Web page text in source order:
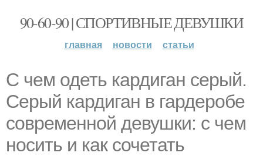
90-60-90 | СПОРТИВНЫЕ ДЕВУШКИ
главная новости статьи
С чем одеть кардиган серый.
Серый кардиган в гардеробе
современной девушки: с чем
носить и как сочетать